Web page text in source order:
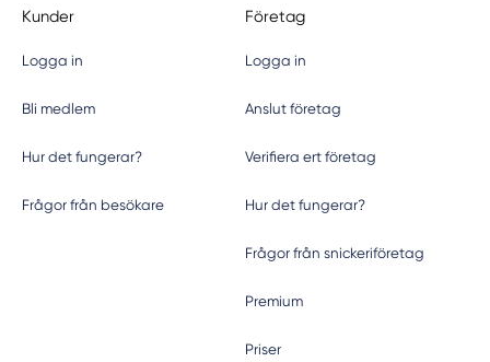
Kunder
Logga in
Bli medlem
Hur det fungerar?
Frågor från besökare
Företag
Logga in
Anslut företag
Verifiera ert företag
Hur det fungerar?
Frågor från snickeriföretag
Premium
Priser